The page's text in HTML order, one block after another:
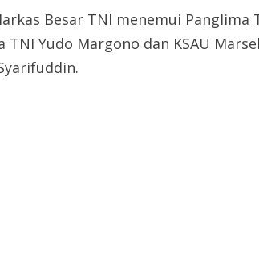
Besar TNI menemui
TNI Yudo Margono dan KSAU